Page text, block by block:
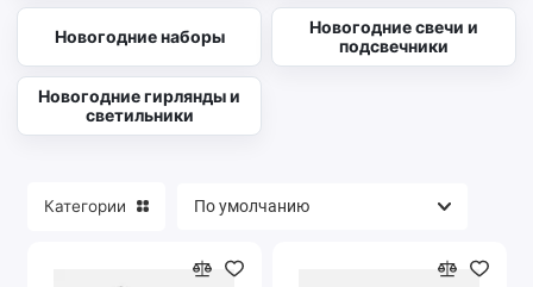
Новогодние наборы
Новогодние свечи и
подсвечники
Новогодние гирлянды и
светильники
Категории